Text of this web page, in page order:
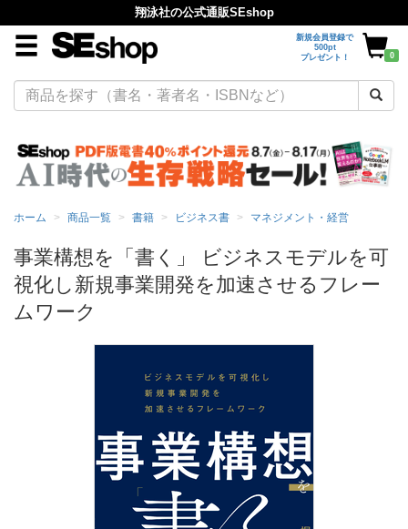
翔泳社の公式通販SEshop
新規会員登録で
500pt
プレゼント！
0
ホーム 商品一覧 書籍 ビジネス書 マネジメント・経営
事業構想を「書く」 ビジネスモデルを可
視化し新規事業開発を加速させるフレー
ムワーク